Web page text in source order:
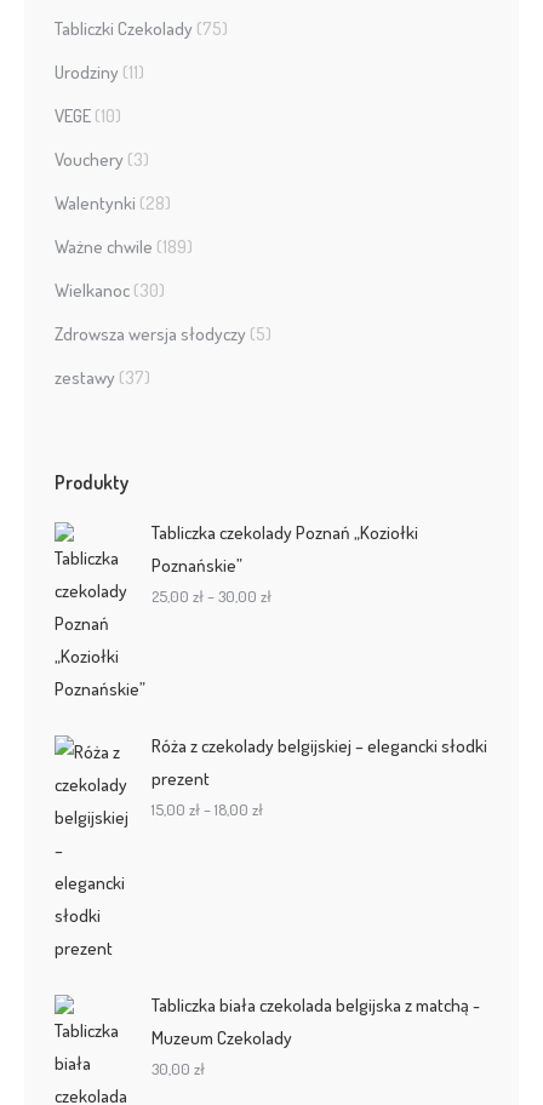
Tabliczki Czekolady (75)
Urodziny (11)
VEGE (10)
Vouchery (3)
Walentynki (28)
Ważne chwile (189)
Wielkanoc (30)
Zdrowsza wersja słodyczy (5)
zestawy (37)
Produkty
Tabliczka czekolady Poznań „Koziołki
Poznańskie”
25,00 zł–30,00 złZakres
30,00 zł
Róża z czekolady belgijskiej – elegancki słodki
prezent
15,00 zł–18,00 złZakres
Tabliczka biała czekolada belgijska z matchą -
Muzeum Czekolady
30,00 zł